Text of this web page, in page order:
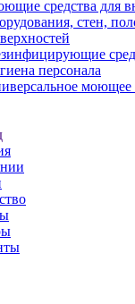
средства для
стен,
персонала
моющее